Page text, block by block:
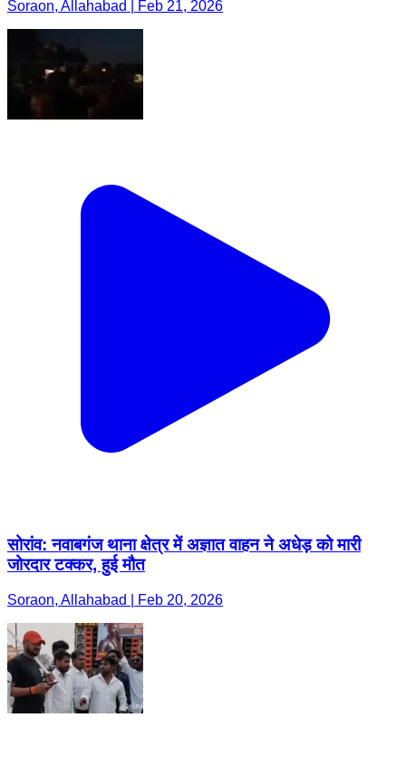
Soraon, Allahabad | Feb 21, 2026
सोरांव: नवाबगंज थाना क्षेत्र में अज्ञात वाहन ने अधेड़ को मारी
जोरदार टक्कर, हुई मौत
Soraon, Allahabad | Feb 20, 2026